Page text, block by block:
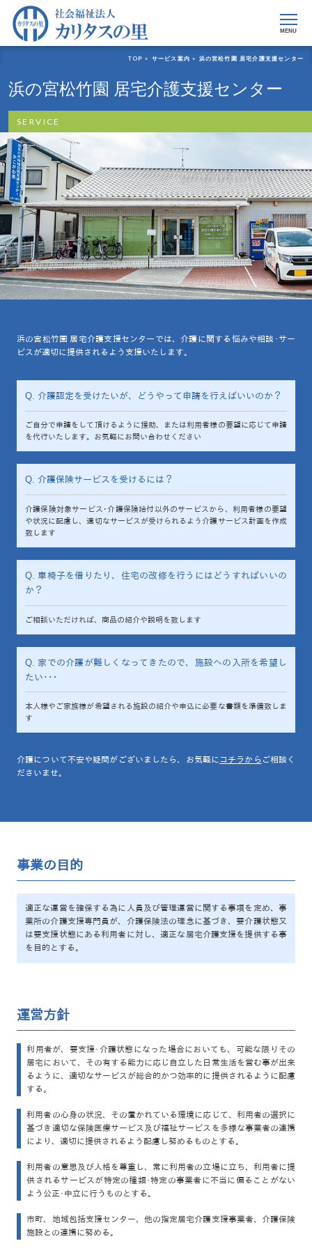
MENU
TOP > サービス案内 > 浜の宮松竹園 居宅介護支援センター
浜の宮松竹園 居宅介護支援センター
SERVICE
浜の宮松竹園 居宅介護支援センターでは、介護に関する悩みや相談･サー
ビスが適切に提供されるよう支援いたします。
Q. 介護認定を受けたいが、どうやって申請を行えばいいのか？
ご自分で申請をして頂けるように援助、または利用者様の要望に応じて申請
を代行いたします。お気軽にお問い合わせください
Q. 介護保険サービスを受けるには？
介護保険対象サービス･介護保険給付以外のサービスから、利用者様の要望
や状況に配慮し、適切なサービスが受けられるよう介護サービス計画を作成
致します
Q. 車椅子を借りたり、住宅の改修を行うにはどうすればいいの
か？
ご相談いただければ、商品の紹介や説明を致します
Q. 家での介護が難しくなってきたので、施設への入所を希望し
たい･･･
本人様やご家族様が希望される施設の紹介や申込に必要な書類を準備致しま
す
介護について不安や疑問がございましたら、お気軽に コチラから ご相談く
ださいませ。
事業の目的
適正な運営を確保する為に人員及び管理運営に関する事項を定め、事
業所の介護支援専門員が、介護保険法の理念に基づき、要介護状態又
は要支援状態にある利用者に対し、適正な居宅介護支援を提供する事
を目的とする。
運営方針
利用者が、要支援･介護状態になった場合においても、可能な限りその
居宅において、その有する能力に応じ自立した日常生活を営む事が出来
るように、適切なサービスが総合的かつ効率的に提供されるように配慮
する。
利用者の心身の状況、その置かれている環境に応じて、利用者の選択に
基づき適切な保険医療サービス及び福祉サービスを多様な事業者の連携
により、適切に提供されるよう配慮し努めるものとする。
利用者の意思及び人格を尊重し、常に利用者の立場に立ち、利用者に提
供されるサービスが特定の種類･特定の事業者に不当に偏ることがない
よう公正･中立に行うものとする。
市町、地域包括支援センター、他の指定居宅介護支援事業者、介護保険
施設との連携に努める。